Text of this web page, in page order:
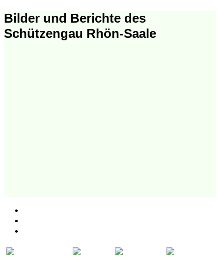
Bilder und Berichte des
Schützengau Rhön-Saale